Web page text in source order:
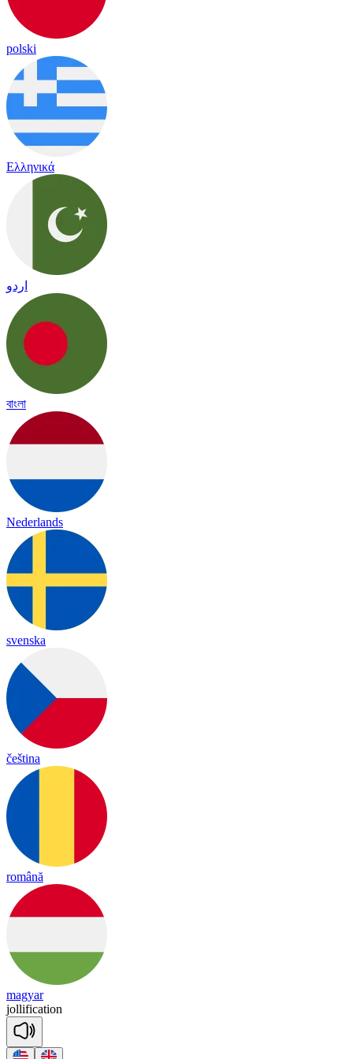
polski
Ελληνικά
اردو
বাংলা
Nederlands
svenska
čeština
română
magyar
jollification